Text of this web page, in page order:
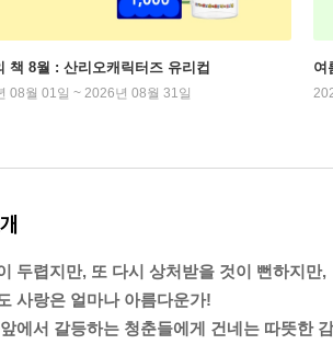
책 8월 : 산리오캐릭터즈 유리컵
08월 01일 ~ 2026년 08월 31일
여
두렵지만, 또 다시 상처받을 것이 뻔하지만,
사랑은 얼마나 아름다운가!
에서 갈등하는 청춘들에게 건네는 따뜻한